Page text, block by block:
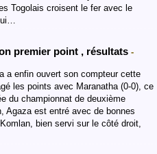
Togolais croisent le fer avec le
premier point , résultats -
a enfin ouvert son compteur cette
les points avec Maranatha (0-0), ce
du championnat de deuxième
Agaza est entré avec de bonnes
bien servi sur le côté droit,